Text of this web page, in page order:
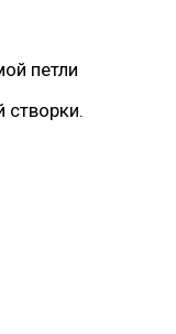
петли
створки.